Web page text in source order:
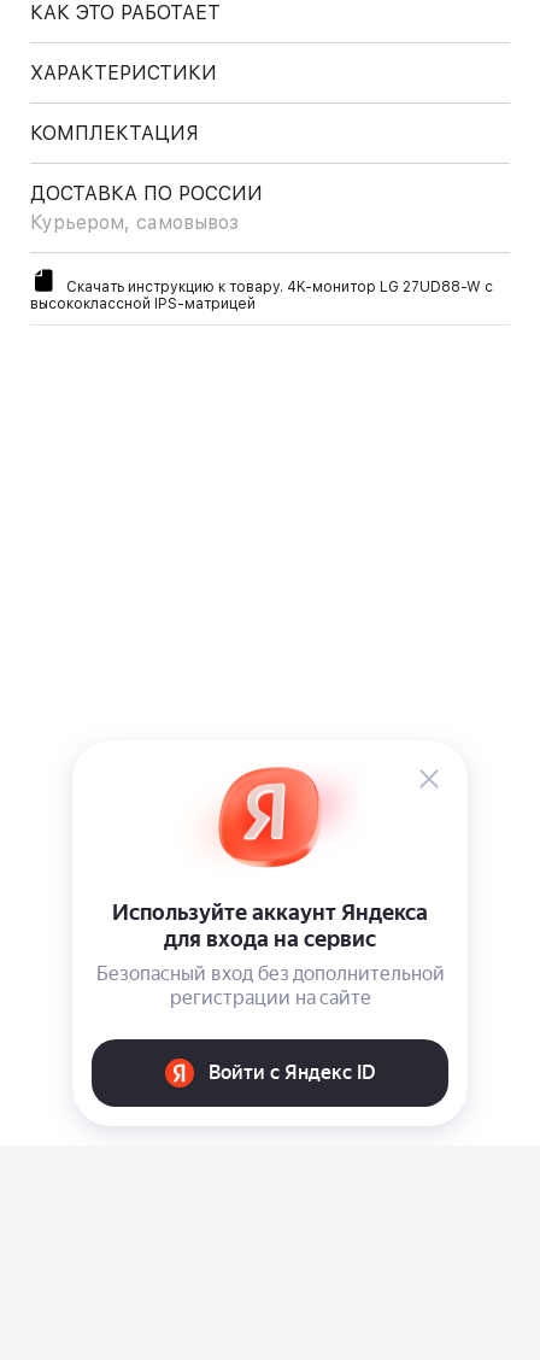
КАК ЭТО РАБОТАЕТ
ХАРАКТЕРИСТИКИ
КОМПЛЕКТАЦИЯ
ДОСТАВКА ПО РОССИИ
Курьером, самовывоз
Скачать инструкцию к товару. 4K-монитор LG 27UD88-W c
высококлассной IPS-матрицей